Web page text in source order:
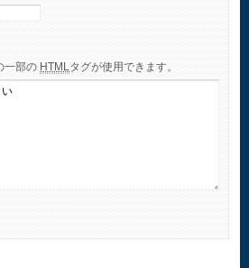
一部の HTMLタグが使用できます。